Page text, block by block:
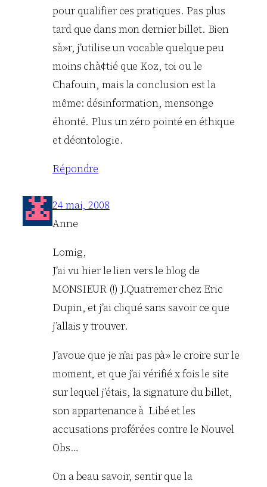
pour qualifier ces pratiques. Pas plus
tard que dans mon dernier billet. Bien
sà»r, j’utilise un vocable quelque peu
moins chà¢tié que Koz, toi ou le
Chafouin, mais la conclusion est la
même: désinformation, mensonge
éhonté. Plus un zéro pointé en éthique
et déontologie.
Répondre
24 mai, 2008
Anne
Lomig,
J’ai vu hier le lien vers le blog de
MONSIEUR (!) J.Quatremer chez Eric
Dupin, et j’ai cliqué sans savoir ce que
j’allais y trouver.
J’avoue que je n’ai pas pà» le croire sur le
moment, et que j’ai vérifié x fois le site
sur lequel j’étais, la signature du billet,
son appartenance à Libé et les
accusations proférées contre le Nouvel
Obs…
On a beau savoir, sentir que la